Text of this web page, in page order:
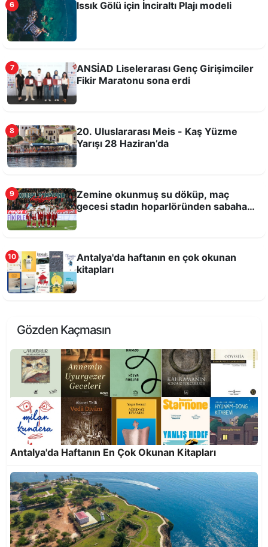
Antalya Dijital Gençlik Merkezi DİGEM açıldı
On yılda 25 milyon 818 bin 921 kilogram atık
ekonomiye kazandırıldı
Altın Portakal’da Onur Ödülleri Menderes
Samancılar ve Tilbe Saran’a
6 Issık Gölü için İnciraltı Plajı modeli
7
ANSİAD Liselerarası Genç Girişimciler
Fikir Maratonu sona erdi
8
20. Uluslararası Meis - Kaş Yüzme
Yarışı 28 Haziran’da
9
Zemine okunmuş su döküp, maç
gecesi stadın hoparlöründen sabaha
10
Antalya'da haftanın en çok okunan
kitapları
Gözden Kaçmasın
Antalya'da Haftanın En Çok Okunan Kitapları